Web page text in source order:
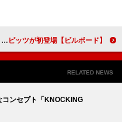
【ビルボード】米津玄師「IRIS OUT」4週連続でアニメ首位 BE:FIRST／スピッツが初登場
RELATED NEWS
ンセプト「KNOCKING